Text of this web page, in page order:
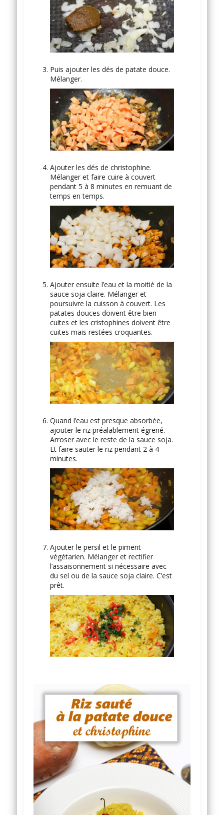
Puis ajouter les dés de patate douce.
Mélanger.
Ajouter les dés de christophine.
Mélanger et faire cuire à couvert
pendant 5 à 8 minutes en remuant de
temps en temps.
Ajouter ensuite l’eau et la moitié de la
sauce soja claire. Mélanger et
poursuivre la cuisson à couvert. Les
patates douces doivent être bien
cuites et les cristophines doivent être
cuites mais restées croquantes.
Quand l’eau est presque absorbée,
ajouter le riz préalablement égrené.
Arroser avec le reste de la sauce soja.
Et faire sauter le riz pendant 2 à 4
minutes.
Ajouter le persil et le piment
végétarien. Mélanger et rectifier
l’assaisonnement si nécessaire avec
du sel ou de la sauce soja claire. C’est
prêt.